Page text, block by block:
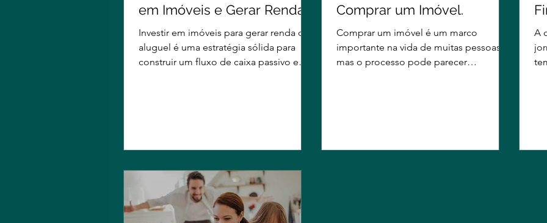
em Imóveis e Gerar Renda
de Aluguel
Investir em imóveis para gerar renda de
aluguel é uma estratégia sólida para
construir um fluxo de caixa passivo e
Comprar um Imóvel.
Comprar um imóvel é um marco
importante na vida de muitas pessoas,
mas o processo pode parecer
A